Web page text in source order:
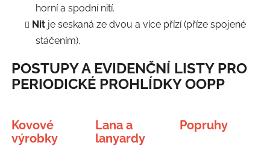
horní a spodní nití.
Nit je seskaná ze dvou a více přízí (příze spojené
stáčením).
POSTUPY A EVIDENČNÍ LISTY PRO
PERIODICKÉ PROHLÍDKY OOPP
Kovové
výrobky
Lana a
lanyardy
Popruhy